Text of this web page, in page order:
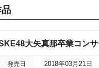
大矢真那卒業コン
発売日 2018年03月21日